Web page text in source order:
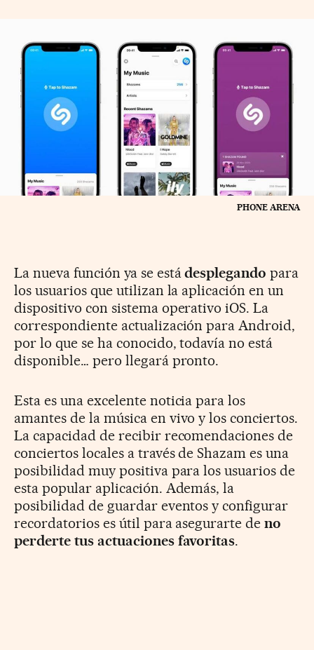
PHONE ARENA
La nueva función ya se estádesplegando para
los usuarios que utilizan la aplicación en un
dispositivo con sistema operativo iOS. La
correspondiente actualización para Android,
por lo que se ha conocido, todavía no está
disponible… pero llegará pronto.
Esta es una excelente noticia para los
amantes de la música en vivo y los conciertos.
La capacidad de recibir recomendaciones de
conciertos locales a través de Shazam es una
posibilidad muy positiva para los usuarios de
esta popular aplicación. Además, la
posibilidad de guardar eventos y configurar
recordatorios es útil para asegurarte deno
perderte tus actuaciones favoritas.